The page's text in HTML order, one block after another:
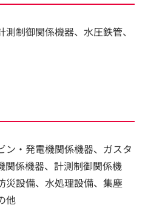
制御関係機器、水圧鉄管、
ン・発電機関係機器、ガスタ
関係機器、計測制御関係機
災設備、水処理設備、集塵
他